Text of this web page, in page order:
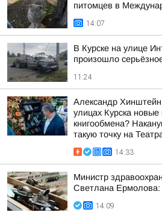
питомцев в
14:07
В Курске на улице
произошло
11:24
Александр
улицах Курска
книгообмена?
такую точку на
14:33
Министр
Светлана Ермолова:
14:09